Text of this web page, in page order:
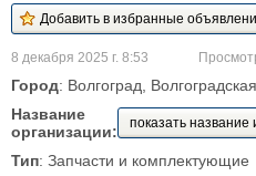
8 декабря 2025 г. 8:53
Город: Волгоград,
Название
организации:
показать
Тип: Запчасти и комплектующие